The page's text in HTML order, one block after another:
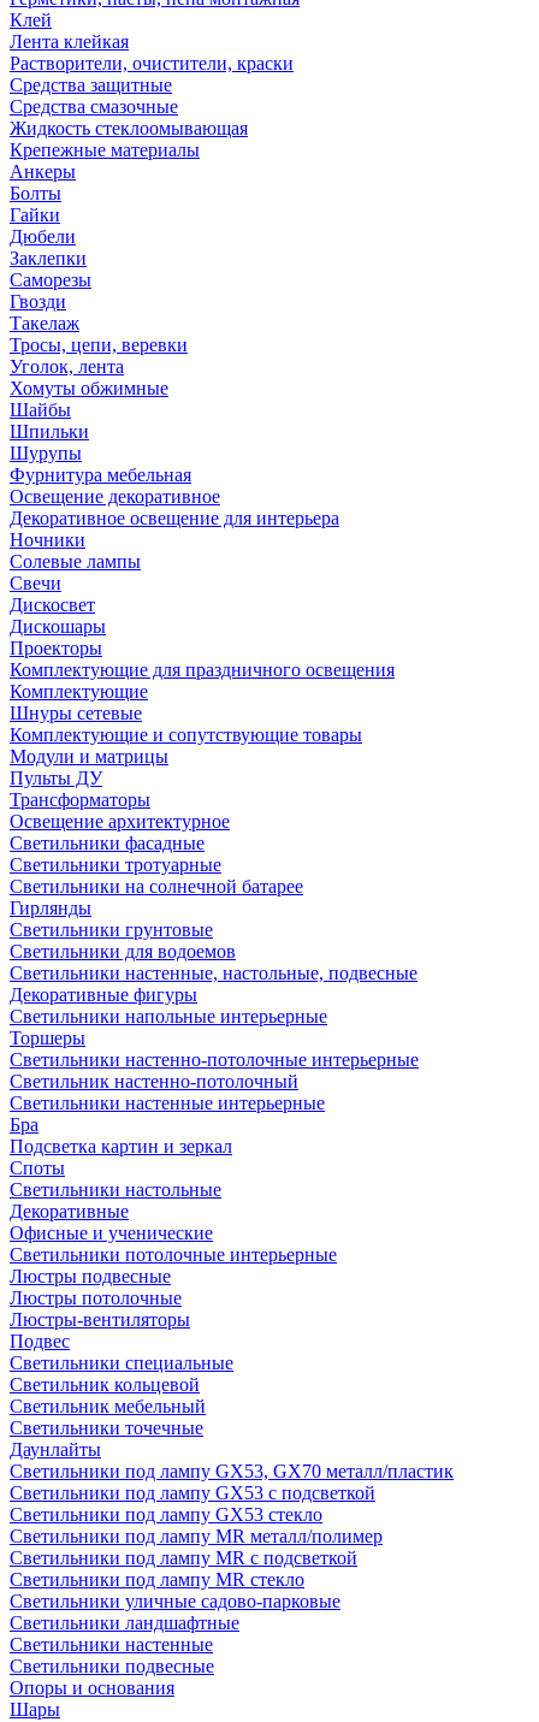
Клей
Лента клейкая
Растворители, очистители, краски
Средства защитные
Средства смазочные
Жидкость стеклоомывающая
Крепежные материалы
Анкеры
Болты
Гайки
Дюбели
Заклепки
Саморезы
Гвозди
Такелаж
Тросы, цепи, веревки
Уголок, лента
Хомуты обжимные
Шайбы
Шпильки
Шурупы
Фурнитура мебельная
Освещение декоративное
Декоративное освещение для интерьера
Ночники
Солевые лампы
Свечи
Дискосвет
Дискошары
Проекторы
Комплектующие для праздничного освещения
Комплектующие
Шнуры сетевые
Комплектующие и сопутствующие товары
Модули и матрицы
Пульты ДУ
Трансформаторы
Освещение архитектурное
Светильники фасадные
Светильники тротуарные
Светильники на солнечной батарее
Гирлянды
Светильники грунтовые
Светильники для водоемов
Светильники настенные, настольные, подвесные
Декоративные фигуры
Светильники напольные интерьерные
Торшеры
Светильники настенно-потолочные интерьерные
Светильник настенно-потолочный
Светильники настенные интерьерные
Бра
Подсветка картин и зеркал
Споты
Светильники настольные
Декоративные
Офисные и ученические
Светильники потолочные интерьерные
Люстры подвесные
Люстры потолочные
Люстры-вентиляторы
Подвес
Светильники специальные
Светильник кольцевой
Светильник мебельный
Светильники точечные
Даунлайты
Светильники под лампу GX53, GX70 металл/пластик
Светильники под лампу GX53 с подсветкой
Светильники под лампу GX53 стекло
Светильники под лампу MR металл/полимер
Светильники под лампу MR с подсветкой
Светильники под лампу MR стекло
Светильники уличные садово-парковые
Светильники ландшафтные
Светильники настенные
Светильники подвесные
Опоры и основания
Шары